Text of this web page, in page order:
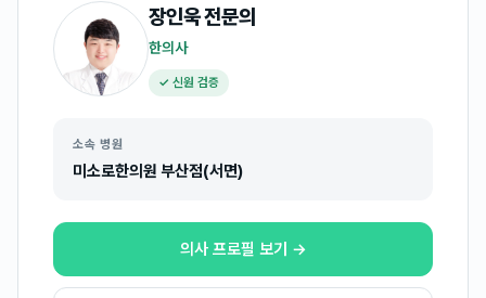
장인욱전문의
한의사
✓ 신원 검증
소속 병원
미소로한의원 부산점(서면)
의사 프로필 보기 →